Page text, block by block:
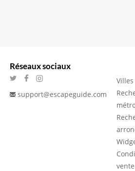
Réseaux sociaux
support@escapeguide.com
vente